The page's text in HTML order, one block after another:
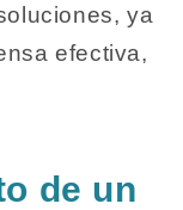
ya
efectiva,
de un